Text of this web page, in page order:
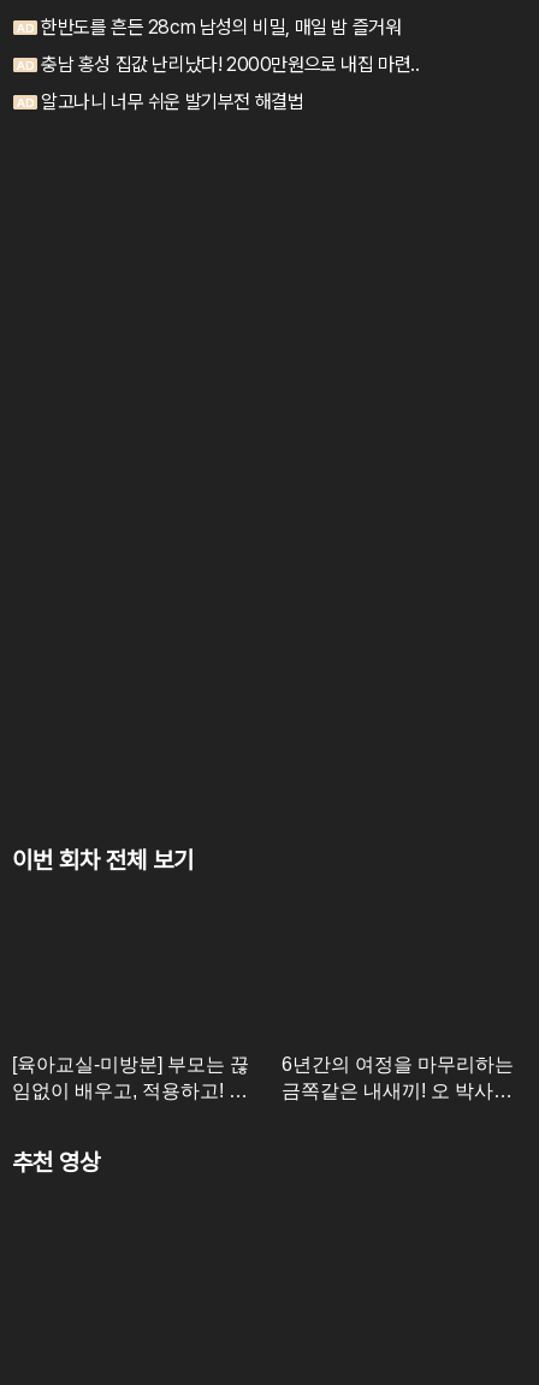
이번 회차 전체 보기
[육아교실-미방분] 부모는 끊
임없이 배우고, 적용하고! 아
6년간의 여정을 마무리하는
금쪽같은 내새끼! 오 박사가
추천 영상